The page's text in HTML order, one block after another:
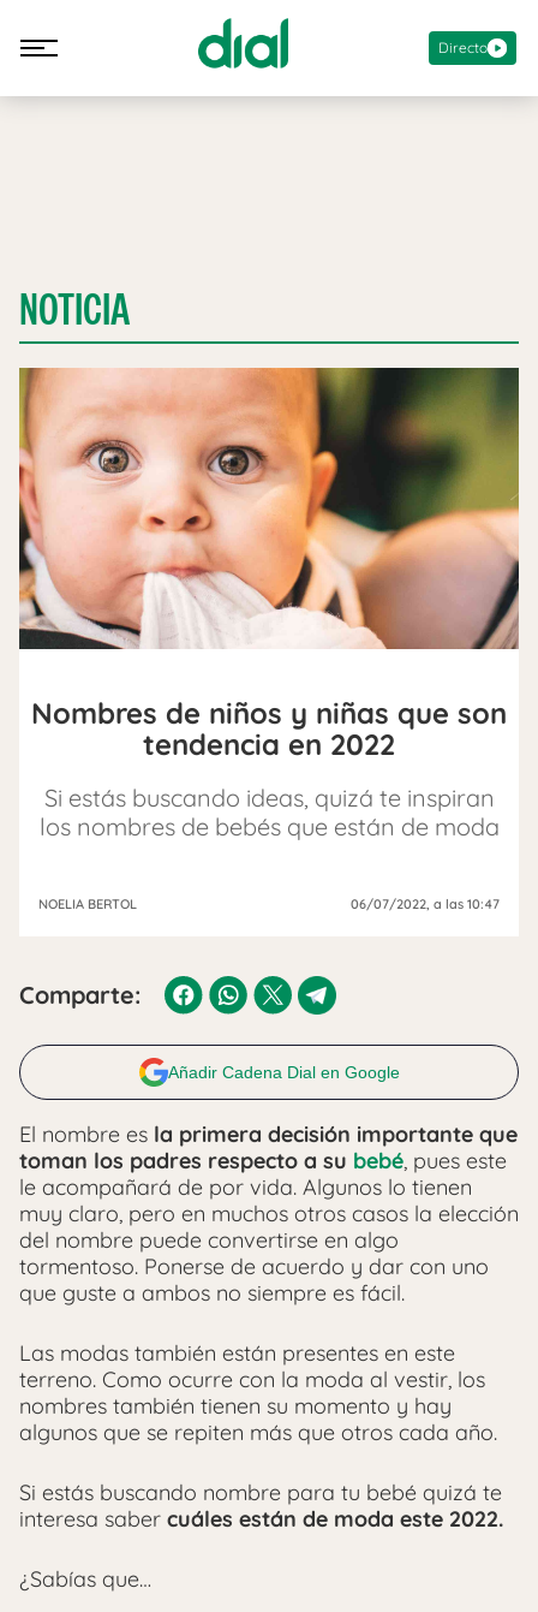
Directo
NOTICIA
Nombres de niños y niñas que son
tendencia en 2022
Si estás buscando ideas, quizá te inspiran
los nombres de bebés que están de moda
NOELIA BERTOL 06/07/2022, a las 10:47
Comparte:
Añadir Cadena Dial en Google
El nombre es la primera decisión importante que
toman los padres respecto a su bebé, pues este
le acompañará de por vida. Algunos lo tienen
muy claro, pero en muchos otros casos la elección
del nombre puede convertirse en algo
tormentoso. Ponerse de acuerdo y dar con uno
que guste a ambos no siempre es fácil.
Las modas también están presentes en este
terreno. Como ocurre con la moda al vestir, los
nombres también tienen su momento y hay
algunos que se repiten más que otros cada año.
Si estás buscando nombre para tu bebé quizá te
interesa saber cuáles están de moda este 2022.
¿Sabías que…